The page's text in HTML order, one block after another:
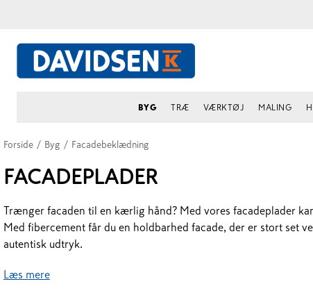
BYG TRÆ VÆRKTØJ MALING
Forside / Byg / Facadebeklædning
FACADEPLADER
Trænger facaden til en kærlig hånd? Med vores facadeplader
Med fibercement får du en holdbarhed facade, der er stort set
autentisk udtryk.
Læs mere